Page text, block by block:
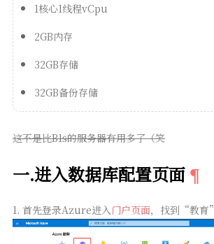
1核心1线程vCpu
2GB内存
32GB存储
32GB备份存储
这不是比B1s的服务器有用多了（笑
一.进入数据库配置页面
1. 首先登录Azure进入 门户页面，找到“教育”